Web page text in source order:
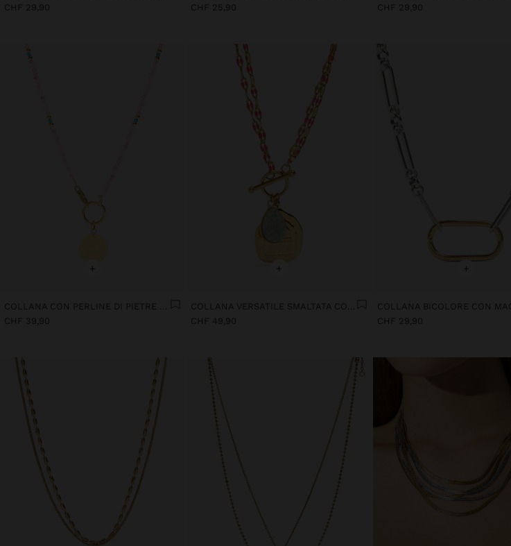
CHF 29,90
CHF 25,90
CHF 29,90
+
CHF 39,90
+
CHF 49,90
+
CHF 29,90